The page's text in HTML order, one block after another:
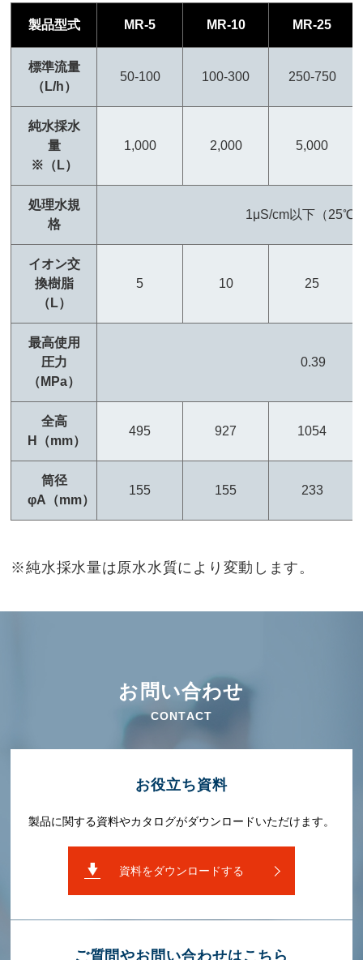
製品型式 MR-5 MR-10 MR-25
標準流量
（L/h）
50-100 100-300 250-750
純水採水
量
※（L）
1,000 2,000 5,000
処理水規
格
1μS/cm以下（25℃
イオン交
換樹脂
（L）
5 10 25
最高使用
圧力
（MPa）
0.39
全高
H（mm）
495 927 1054
筒径
φA（mm）
155 155 233
※純水採水量は原水水質により変動します。
お問い合わせ
CONTACT
お役⽴ち資料
製品に関する資料やカタログがダウンロードいただけます。
資料をダウンロードする
ご質問やお問い合わせはこちら